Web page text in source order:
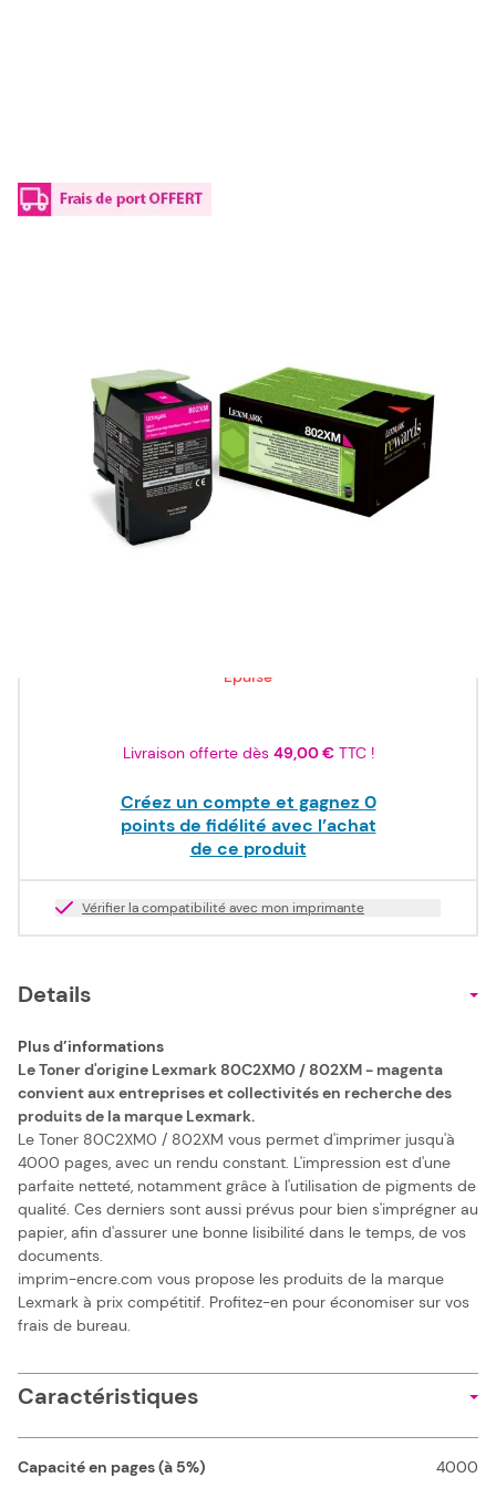
80C2XM0
Référence fabricant : 802XM
Capacité en pages (à 5%) : 4000
80C2XM0 / 802XMLexmark - magenta - toner de marque
Epuisé
Livraison offerte dès 49,00 €TTC !
Créez un compte et gagnez 0
points de fidélité avec l’achat
de ce produit
Vérifier la compatibilité avec mon imprimante
Details
Plus d’informations
Le Toner d'origine Lexmark 80C2XM0 / 802XM - magenta
convient aux entreprises et collectivités en recherche des
produits de la marque Lexmark.
Le Toner 80C2XM0 / 802XM vous permet d'imprimer jusqu'à
4000 pages, avec un rendu constant. L'impression est d'une
parfaite netteté, notamment grâce à l'utilisation de pigments de
qualité. Ces derniers sont aussi prévus pour bien s'imprégner au
papier, afin d'assurer une bonne lisibilité dans le temps, de vos
documents.
imprim-encre.com vous propose les produits de la marque
Lexmark à prix compétitif. Profitez-en pour économiser sur vos
frais de bureau.
Caractéristiques
Capacité en pages (à 5%) 4000